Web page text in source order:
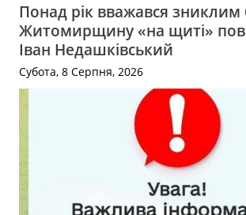
Понад рік вважався зниклим
Житомирщину «на щиті»
Іван Недашківський
Субота, 8 Серпня, 2026